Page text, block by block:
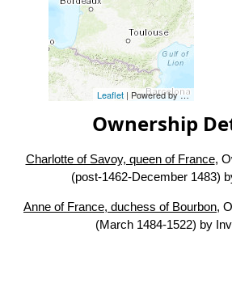
Leaflet| Powered byEsri
Ownership
Charlotte of Savoy, queen of France,
(post-1462-December 1483)
Anne of France, duchess of Bourbon,
(March 1484-1522) by